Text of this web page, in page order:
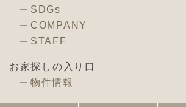
SDGs
COMPANY
STAFF
お家探しの入り口
物件情報